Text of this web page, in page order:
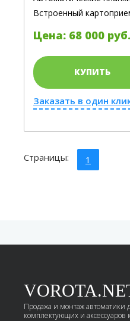
Встроенный
Цена: 68 000 руб.
КУПИТЬ
Заказать в один
Страницы: 1
Продажа и монтаж автоматики
комплектующих и аксессуаров